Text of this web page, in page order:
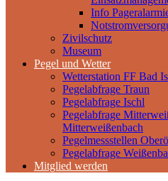
Info
Zivilschutz
Museum
Pegel und Wetter
Wetterstation FF Bad
Pegelabfrage Traun
Pegelabfrage Ischl
Pegelabfrage
Mitterweißenbach
Pegelmessstellen
Pegelabfrage
Mitglied werden